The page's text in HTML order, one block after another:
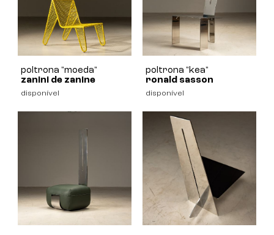
poltrona "moeda"
zanini de zanine
disponível
poltrona "kea"
ronald sasson
disponível